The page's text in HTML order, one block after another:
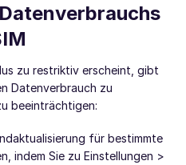
zu restriktiv erscheint, gibt
Datenverbrauch zu
beeinträchtigen:
für bestimmte
indem Sie zu Einstellungen >